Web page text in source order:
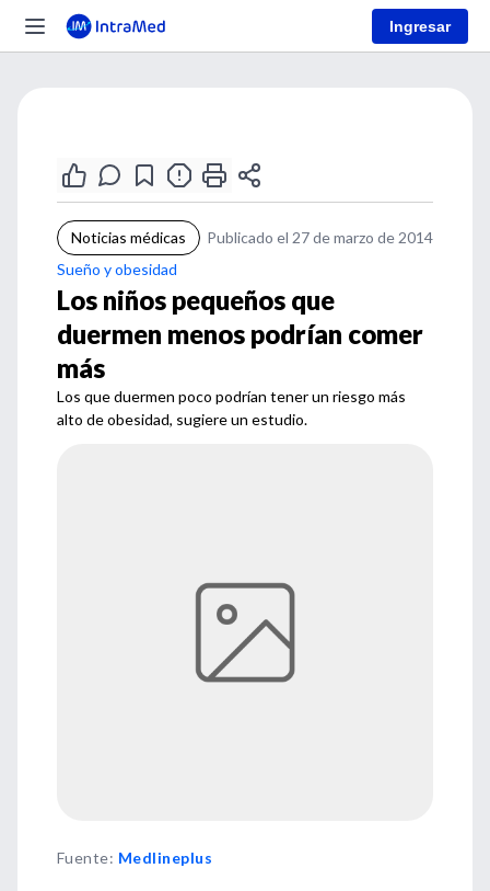
Ingresar
Noticias médicas
Publicado el 27 de marzo de 2014
Sueño y obesidad
Los niños pequeños que
duermen menos podrían comer
más
Los que duermen poco podrían tener un riesgo más
alto de obesidad, sugiere un estudio.
Fuente: Medlineplus